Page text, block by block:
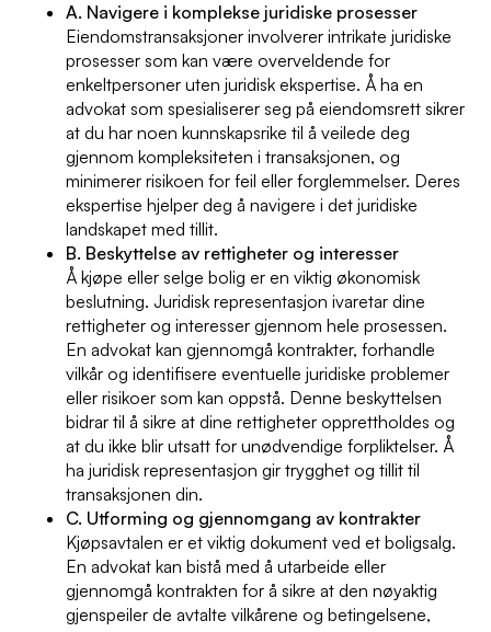
A. Navigere i komplekse juridiske prosesser
Eiendomstransaksjoner involverer intrikate juridiske
prosesser som kan være overveldende for
enkeltpersoner uten juridisk ekspertise. Å ha en
advokat som spesialiserer seg på eiendomsrett sikrer
at du har noen kunnskapsrike til å veilede deg
gjennom kompleksiteten i transaksjonen, og
minimerer risikoen for feil eller forglemmelser. Deres
ekspertise hjelper deg å navigere i det juridiske
landskapet med tillit.
B. Beskyttelse av rettigheter og interesser
Å kjøpe eller selge bolig er en viktig økonomisk
beslutning. Juridisk representasjon ivaretar dine
rettigheter og interesser gjennom hele prosessen.
En advokat kan gjennomgå kontrakter, forhandle
vilkår og identifisere eventuelle juridiske problemer
eller risikoer som kan oppstå. Denne beskyttelsen
bidrar til å sikre at dine rettigheter opprettholdes og
at du ikke blir utsatt for unødvendige forpliktelser. Å
ha juridisk representasjon gir trygghet og tillit til
transaksjonen din.
C. Utforming og gjennomgang av kontrakter
Kjøpsavtalen er et viktig dokument ved et boligsalg.
En advokat kan bistå med å utarbeide eller
gjennomgå kontrakten for å sikre at den nøyaktig
gjenspeiler de avtalte vilkårene og betingelsene,